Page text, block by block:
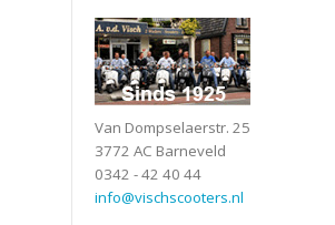
Van Dompselaerstr. 25
3772 AC Barneveld
0342 - 42 40 44
info@vischscooters.nl